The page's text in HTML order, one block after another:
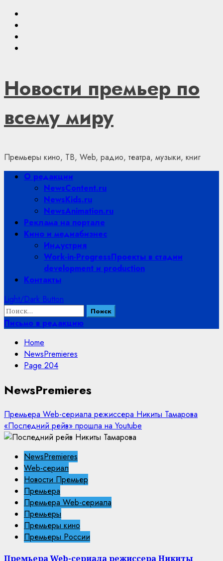
Skip
content
Новости премьер по
всему миру
Премьеры кино, ТВ, Web, радио, театра, музыки, книг
PrimaryО редакции
NewsContent.ru
NewsKids.ru
NewsAnimation.ru
Реклама на портале
Кино и медиабизнес
Индустрия
Work-in-ProgressПроекты в стадии
development и production
Контакты
Light/Dark Button
Найти:
Письмо в редакцию
Home
NewsPremieres
Page 204
NewsPremieres
Премьера Web-сериала режиссера Никиты Тамарова
«Последний рейв» прошла на Youtube
NewsPremieres
Web-сериал
Новости Премьер
Премьера
Премьера Web-сериала
Премьеры
Премьеры кино
Премьеры России
Премьера Web-сериала режиссера Никиты